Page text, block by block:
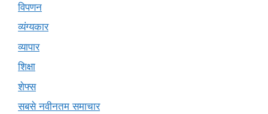
विपणन
व्यंग्यकार
व्यापार
शिक्षा
शेफ्स
सबसे नवीनतम समाचार